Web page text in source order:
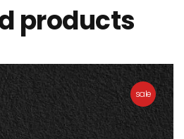
products
sale